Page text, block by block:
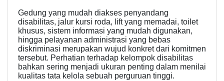
Gedung yang mudah diakses penyandang
disabilitas, jalur kursi roda, lift yang memadai, toilet
khusus, sistem informasi yang mudah digunakan,
hingga pelayanan administrasi yang bebas
diskriminasi merupakan wujud konkret dari komitmen
tersebut. Perhatian terhadap kelompok disabilitas
bahkan sering menjadi ukuran penting dalam menilai
kualitas tata kelola sebuah perguruan tinggi.